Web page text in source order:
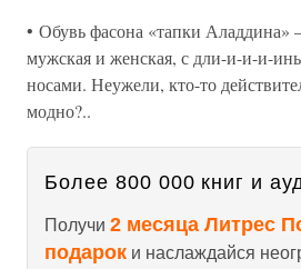
• Обувь фасона «тапки Аладдина»
мужская и женская, с дли-и-и-и-
носами. Неужели, кто-то
модно?..
Более 800 000 книг и
Получи 2 месяца Литрес
подарок и наслаждайся